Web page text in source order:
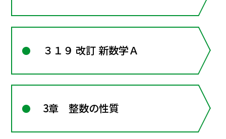
３１９ 改訂 新数学Ａ
3章 整数の性質